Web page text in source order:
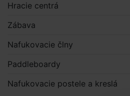
Hracie centrá
Zábava
Nafukovacie člny
Paddleboardy
Nafukovacie postele a kreslá